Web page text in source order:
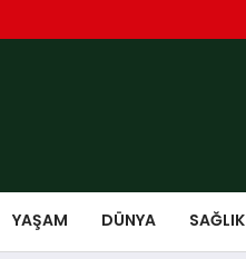
YAŞAM DÜNYA SAĞLIK